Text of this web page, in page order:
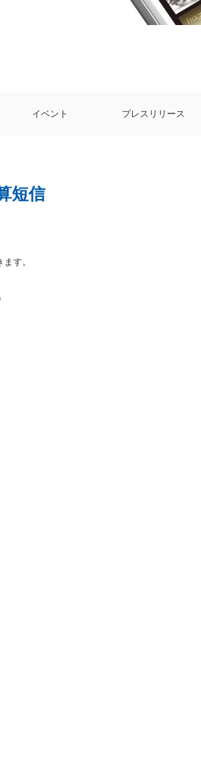
イベント プレスリリース
短信
す。